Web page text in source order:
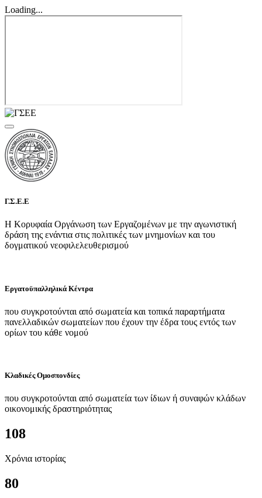
Loading...
Γ.Σ.Ε.Ε
Η Κορυφαία Οργάνωση των Εργαζομένων με την αγωνιστική
δράση της ενάντια στις πολιτικές των μνημονίων και του
δογματικού νεοφιλελευθερισμού
Εργατοϋπαλληλικά Κέντρα
που συγκροτούνται από σωματεία και τοπικά παραρτήματα
πανελλαδικών σωματείων που έχουν την έδρα τους εντός των
ορίων του κάθε νομού
Κλαδικές Ομοσπονδίες
που συγκροτούνται από σωματεία των ίδιων ή συναφών κλάδων
οικονομικής δραστηριότητας
108
Χρόνια ιστορίας
80